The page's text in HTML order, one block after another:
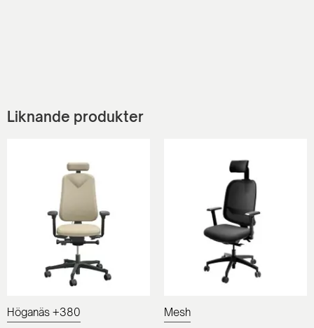
Liknande produkter
Höganäs +380 Mesh